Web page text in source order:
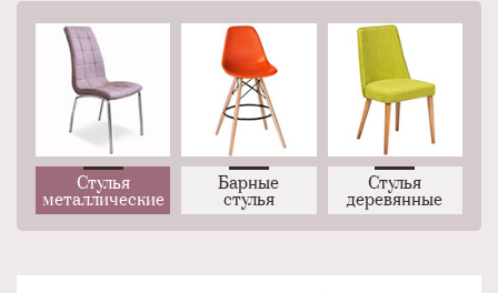
Стулья
металлические
Барные
стулья
Стулья
деревянные